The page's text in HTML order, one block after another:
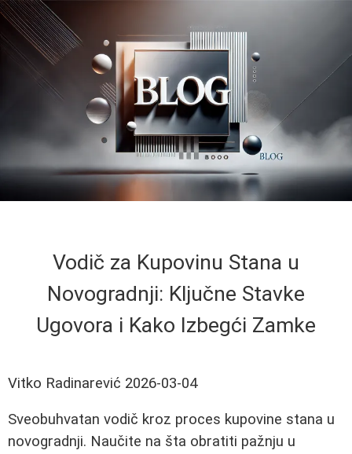
Vodič za Kupovinu Stana u
Novogradnji: Ključne Stavke
Ugovora i Kako Izbegći Zamke
Vitko Radinarević 2026-03-04
Sveobuhvatan vodič kroz proces kupovine stana u
novogradnji. Naučite na šta obratiti pažnju u